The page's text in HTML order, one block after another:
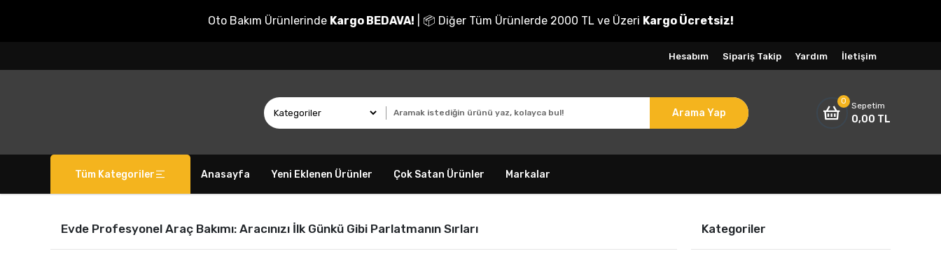
Oto Bakım Ürünlerinde Kargo BEDAVA! | 📦 Diğer Tüm Ürünlerde 2000 TL ve Üzeri Kargo Ücretsiz!
Hesabım Sipariş Takip Yardım İletişim
Arama Yap
0 Sepetim
0,00 TL
Tüm Kategoriler Anasayfa Yeni Eklenen Ürünler Çok Satan Ürünler Markalar
Evde Profesyonel Araç Bakımı: Aracınızı İlk Günkü Gibi Parlatmanın Sırları Kategoriler